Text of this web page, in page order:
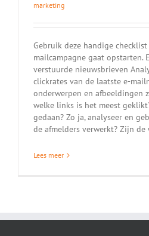
marketing
Gebruik deze handige
mailcampagne gaat opstarten.
verstuurde nieuwsbrieven
clickrates van de laatste e-
onderwerpen en afbeeldingen
welke links is het meest
gedaan? Zo ja, analyseer en
de afmelders verwerkt? Zijn
Lees meer